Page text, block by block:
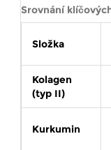
Srovnání
Složka
Kolagen
(typ II)
Kurkumin